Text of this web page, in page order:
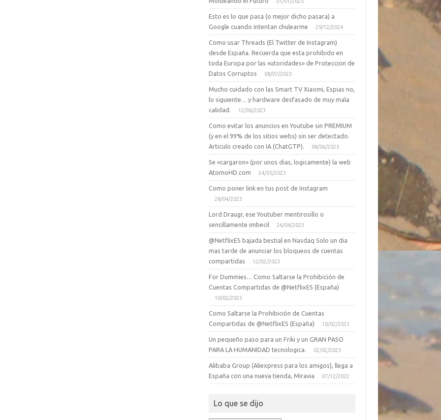
Esto es lo que pasa (o mejor dicho pasara) a
Google cuando intentan chulearme
29/12/2024
Como usar Threads (El Twitter de Instagram)
desde España. Recuerda que esta prohibido en
toda Europa por las «utoridades» de Proteccion de
Datos Corruptos
08/07/2023
Mucho cuidado con las Smart TV Xiaomi, Espias no,
lo siguiente… y hardware desfasado de muy mala
calidad.
12/06/2023
Como evitar los anuncios en Youtube sin PREMIUM
(y en el 99% de los sitios webs) sin ser detectado.
Articulo creado con IA (ChatGTP).
08/06/2023
Se «cargaron» (por unos dias, logicamente) la web
AtomoHD.com
24/05/2023
Como poner link en tus post de Instagram
28/04/2023
Lord Draugr, ese Youtuber mentirosillo o
sencillamente imbecil
26/04/2023
@NetflixES bajada bestial en Nasdaq Solo un dia
mas tarde de anunciar los bloqueos de cuentas
compartidas
12/02/2023
For Dummies… Como Saltarse la Prohibición de
Cuentas Compartidas de @NetflixES (España)
10/02/2023
Como Saltarse la Prohibición de Cuentas
Compartidas de @NetflixES (España)
10/02/2023
Un pequeño paso para un Friki y un GRAN PASO
PARA LA HUMANIDAD tecnologica.
02/02/2023
Alibaba Group (Aliexpress para los amigos), llega a
España con una nueva tienda, Miravia
07/12/2022
Lo que se dijo